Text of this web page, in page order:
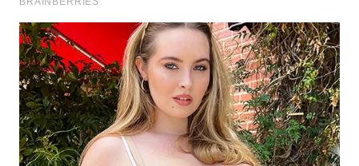
WN
MANDALIKA
WN
LIKUPANG
WN